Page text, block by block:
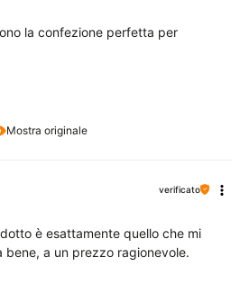
Mostra originale
la confezione perfetta per
verificato
è esattamente quello che mi
a un prezzo ragionevole.